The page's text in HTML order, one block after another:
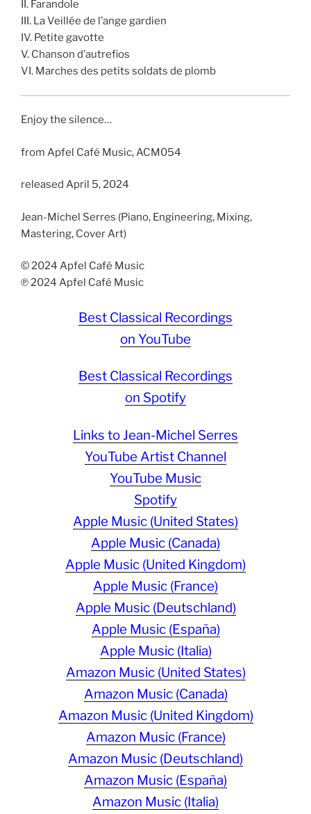
II. Farandole
III. La Veillée de l’ange gardien
IV. Petite gavotte
V. Chanson d’autrefios
VI. Marches des petits soldats de plomb
Enjoy the silence…
from Apfel Café Music, ACM054
released April 5, 2024
Jean-Michel Serres (Piano, Engineering, Mixing,
Mastering, Cover Art)
© 2024 Apfel Café Music
℗ 2024 Apfel Café Music
Best Classical Recordings
on YouTube
Best Classical Recordings
on Spotify
Links to Jean-Michel Serres
YouTube Artist Channel
YouTube Music
Spotify
Apple Music (United States)
Apple Music (Canada)
Apple Music (United Kingdom)
Apple Music (France)
Apple Music (Deutschland)
Apple Music (España)
Apple Music (Italia)
Amazon Music (United States)
Amazon Music (Canada)
Amazon Music (United Kingdom)
Amazon Music (France)
Amazon Music (Deutschland)
Amazon Music (España)
Amazon Music (Italia)